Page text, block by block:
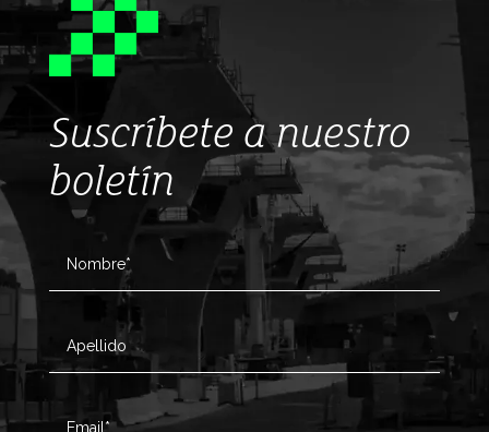
Suscríbete a nuestro
boletín